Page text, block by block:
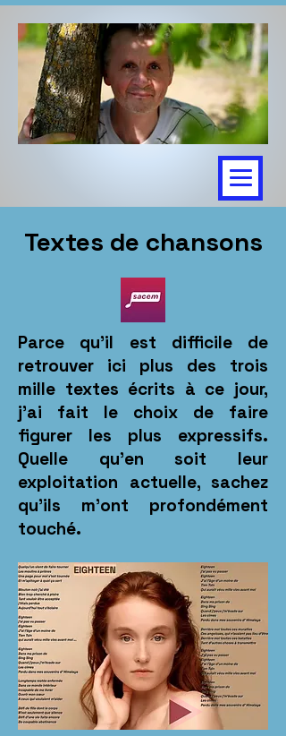
Textes de chansons
Parce qu'il est difficile de
retrouver ici plus des trois
mille textes écrits à ce jour,
j'ai fait le choix de faire
figurer les plus expressifs.
Quelle qu'en soit leur
exploitation actuelle, sachez
qu'ils m'ont profondément
touché.